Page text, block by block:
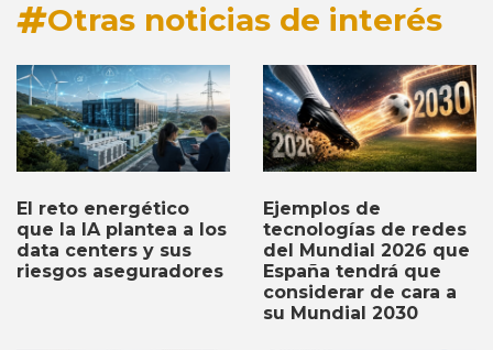
Otras noticias de interés
El reto energético
que la IA plantea a los
data centers y sus
riesgos aseguradores
Ejemplos de
tecnologías de redes
del Mundial 2026 que
España tendrá que
considerar de cara a
su Mundial 2030